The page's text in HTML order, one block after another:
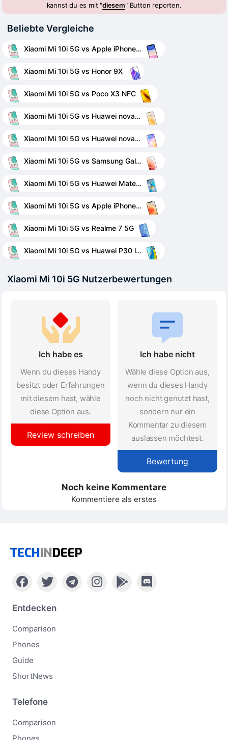
kannst du es mit "diesem" Button reporten.
Beliebte Vergleiche
Xiaomi Mi 10i 5G vs Apple iPhone 11
Xiaomi Mi 10i 5G vs Honor 9X
Xiaomi Mi 10i 5G vs Poco X3 NFC
Xiaomi Mi 10i 5G vs Huawei nova 8 5G
Xiaomi Mi 10i 5G vs Huawei nova 8 SE
Xiaomi Mi 10i 5G vs Samsung Galaxy S21
Xiaomi Mi 10i 5G vs Huawei Mate 40 Pro
Xiaomi Mi 10i 5G vs Apple iPhone 12
Xiaomi Mi 10i 5G vs Realme 7 5G
Xiaomi Mi 10i 5G vs Huawei P30 lite
Xiaomi Mi 10i 5G Nutzerbewertungen
Ich habe es
Wenn du dieses Handy
besitzt oder Erfahrungen
mit diesem hast, wähle
diese Option aus.
Review schreiben
Ich habe nicht
Wähle diese Option aus,
wenn du dieses Handy
noch nicht genutzt hast,
sondern nur ein
Kommentar zu diesem
auslassen möchtest.
Bewertung
Noch keine Kommentare
Kommentiere als erstes
TECHINDEEP
Entdecken
Comparison
Phones
Guide
ShortNews
Telefone
Comparison